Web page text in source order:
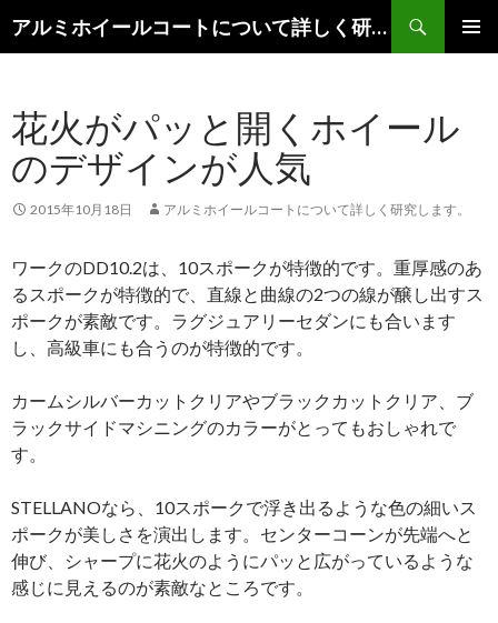
アルミホイールコートについて詳しく研究します。
索
ン
ツ
へ
移
動
花火がパッと開くホイール
のデザインが人気
2015年10月18日 アルミホイールコートについて詳しく研究します。
ワークのDD10.2は、10スポークが特徴的です。重厚感のあ
るスポークが特徴的で、直線と曲線の2つの線が醸し出すス
ポークが素敵です。ラグジュアリーセダンにも合います
し、高級車にも合うのが特徴的です。
カームシルバーカットクリアやブラックカットクリア、ブ
ラックサイドマシニングのカラーがとってもおしゃれで
す。
STELLANOなら、10スポークで浮き出るような色の細いス
ポークが美しさを演出します。センターコーンが先端へと
伸び、シャープに花火のようにパッと広がっているような
感じに見えるのが素敵なところです。